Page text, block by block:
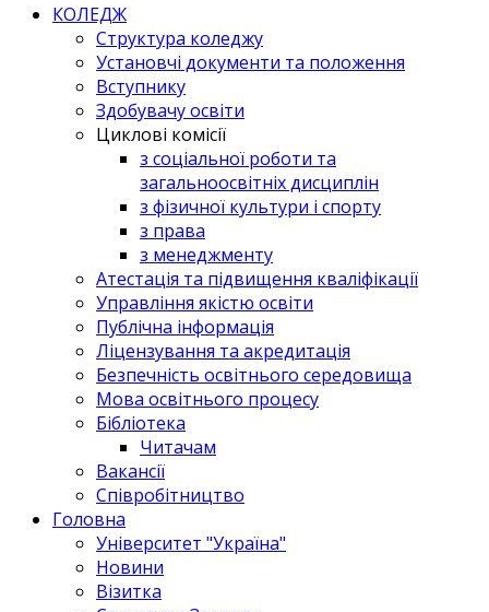
КОЛЕДЖ
Структура коледжу
Установчі документи та положення
Вступнику
Здобувачу освіти
Циклові комісії
з соціальної роботи та
загальноосвітніх дисциплін
з фізичної культури і спорту
з права
з менеджменту
Атестація та підвищення кваліфікації
Управління якістю освіти
Публічна інформація
Ліцензування та акредитація
Безпечність освітнього середовища
Мова освітнього процесу
Бібліотека
Читачам
Вакансії
Співробітництво
Головна
Університет "Україна"
Новини
Візитка